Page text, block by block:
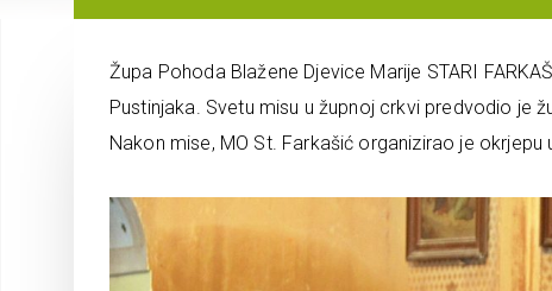
Župa Pohoda Blažene Djevice Marije STARI
Pustinjaka. Svetu misu u župnoj crkvi predvodio je
Nakon mise, MO St. Farkašić organizirao je okrjepu